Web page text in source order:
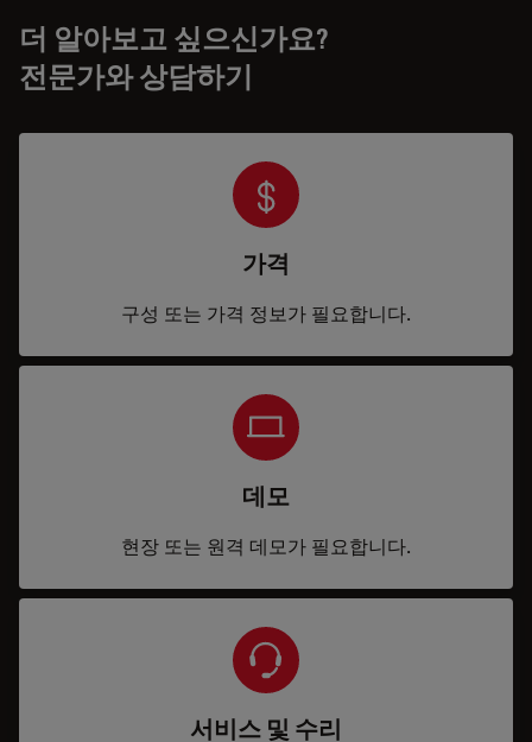
더 알아보고 싶으신가요?
전문가와 상담하기
가격
구성 또는 가격 정보가 필요합니다.
데모
현장 또는 원격 데모가 필요합니다.
서비스 및 수리